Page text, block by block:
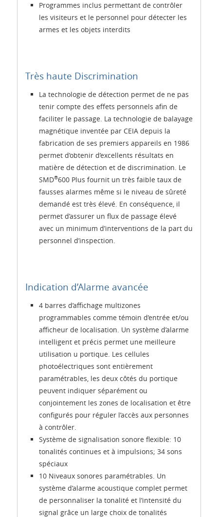
Programmes inclus permettant de contrôler
les visiteurs et le personnel pour détecter les
armes et les objets interdits
Très haute Discrimination
La technologie de détection permet de ne pas
tenir compte des effets personnels afin de
faciliter le passage. La technologie de balayage
magnétique inventée par CEIA depuis la
fabrication de ses premiers appareils en 1986
permet d’obtenir d’excellents résultats en
matière de détection et de discrimination. Le
SMD®600 Plus fournit un très faible taux de
fausses alarmes même si le niveau de sûreté
demandé est très élevé. En conséquence, il
permet d’assurer un flux de passage élevé
avec un minimum d’interventions de la part du
personnel d’inspection.
Indication d’Alarme avancée
4 barres d’affichage multizones
programmables comme témoin d’entrée et/ou
afficheur de localisation. Un système d’alarme
intelligent et précis permet une meilleure
utilisation u portique. Les cellules
photoélectriques sont entièrement
paramétrables, les deux côtés du portique
peuvent indiquer séparément ou
conjointement les zones de localisation et être
configurés pour réguler l’accès aux personnes
à contrôler.
Système de signalisation sonore flexible: 10
tonalités continues et à impulsions; 34 sons
spéciaux
10 Niveaux sonores paramétrables. Un
système d’alarme acoustique complet permet
de personnaliser la tonalité et l’intensité du
signal grâce un large choix de tonalités